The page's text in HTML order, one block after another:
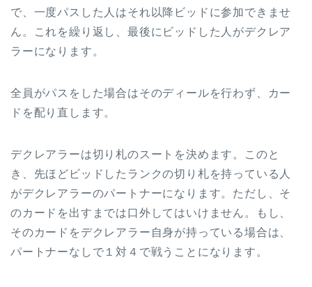
で、一度パスした人はそれ以降ビッドに参加できませ
ん。これを繰り返し、最後にビッドした人がデクレア
ラーになります。
全員がパスをした場合はそのディールを行わず、カー
ドを配り直します。
デクレアラーは切り札のスートを決めます。このと
き、先ほどビッドしたランクの切り札を持っている人
がデクレアラーのパートナーになります。ただし、そ
のカードを出すまでは口外してはいけません。もし、
そのカードをデクレアラー自身が持っている場合は、
パートナーなしで１対４で戦うことになります。